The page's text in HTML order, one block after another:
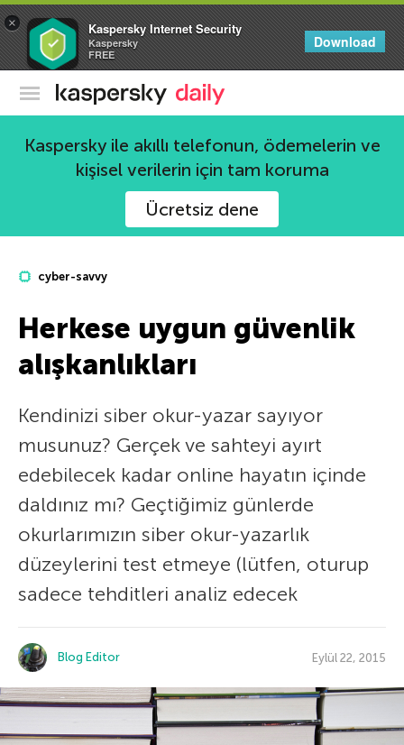
× Kaspersky Internet Security
Kaspersky
FREE
Download
Kaspersky Resmi Blogu
Kaspersky ile akıllı telefonun, ödemelerin ve
kişisel verilerin için tam koruma
Ücretsiz dene
cyber-savvy
Herkese uygun güvenlik
alışkanlıkları
Kendinizi siber okur-yazar sayıyor
musunuz? Gerçek ve sahteyi ayırt
edebilecek kadar online hayatın içinde
daldınız mı? Geçtiğimiz günlerde
okurlarımızın siber okur-yazarlık
düzeylerini test etmeye (lütfen, oturup
sadece tehditleri analiz edecek
Blog Editor Eylül 22, 2015